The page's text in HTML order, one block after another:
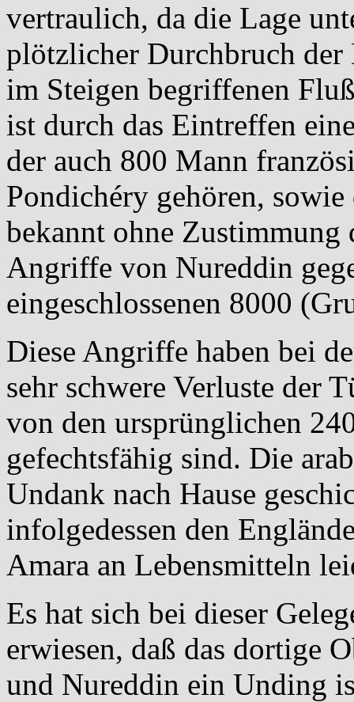
vertraulich, da die Lage
plötzlicher Durchbruch der
im Steigen begriffenen
ist durch das Eintreffen
der auch 800 Mann
Pondichéry gehören,
bekannt ohne Zustimmung
Angriffe von Nureddin
eingeschlossenen 8000
Diese Angriffe haben bei
sehr schwere Verluste der
von den ursprünglichen
gefechtsfähig sind. Die
Undank nach Hause
infolgedessen den
Amara an Lebensmitteln
Es hat sich bei dieser
erwiesen, daß das dortige
und Nureddin ein Unding